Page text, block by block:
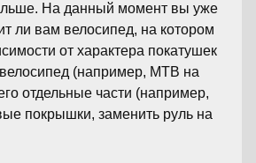
На данный момент вы уже
ли вам велосипед, на котором
от характера покатушек
(например, MTB на
отдельные части (например,
покрышки, заменить руль на